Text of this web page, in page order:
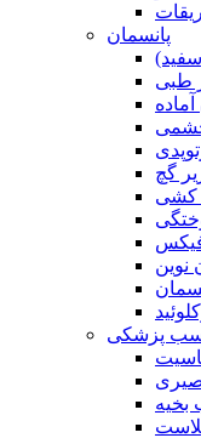
پانسمان
طبی
گچ
کشی
نوین
پزشکی